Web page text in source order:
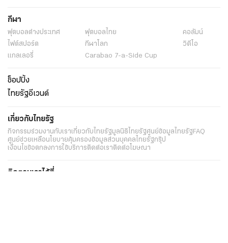
กีฬา
ฟุตบอลต่่างประเทศ ฟุตบอลไทย
คอลัมน์
ไฟต์สปอร์ต
กีฬาโลก
วิดีโอ
แกลเลอรี่
Carabao 7-a-Side Cup
ช็อปปิ้ง
ไทยรัฐอีเวนต์
เกี่ยวกับไทยรัฐ
กิจกรรมร่วมงานกับเราเกี่ยวกับไทยรัฐมูลนิธิไทยรัฐศูนย์ข้อมูลไทยรัฐFAQ
ศูนย์ช่วยเหลือนโยบายคุ้มครองข้อมูลส่วนบุคคลไทยรัฐกรุ๊ป
เงื่อนไขข้อตกลงการใช้บริการติดต่อเราติดต่อโฆษณา
ติดตามเราได้ที่